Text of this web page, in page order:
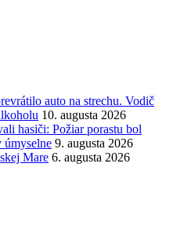
auto na strechu. Vodič
10. augusta 2026
hasiči: Požiar porastu bol
úmyselne 9. augusta 2026
Mare 6. augusta 2026